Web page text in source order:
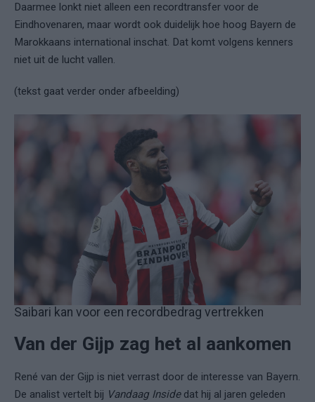
Daarmee lonkt niet alleen een recordtransfer voor de
Eindhovenaren, maar wordt ook duidelijk hoe hoog Bayern de
Marokkaans international inschat. Dat komt volgens kenners
niet uit de lucht vallen.
(tekst gaat verder onder afbeelding)
Saibari kan voor een recordbedrag vertrekken
Van der Gijp zag het al aankomen
René van der Gijp is niet verrast door de interesse van Bayern.
De analist vertelt bij Vandaag Insidedat hij al jaren geleden